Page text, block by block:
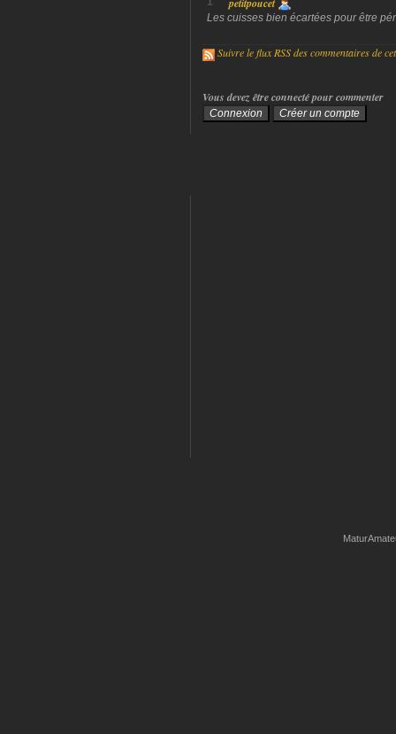
petitpoucet
Les cuisses bien écartées pour être
Suivre le flux RSS des commentaires de
Vous devez être connecté pour commenter